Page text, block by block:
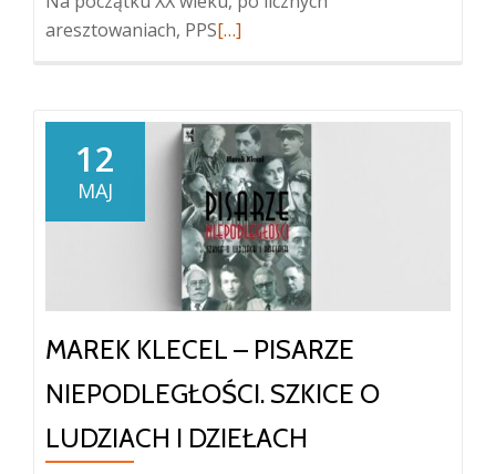
aresztowaniach, PPSWięcej
rozmowy
z
wywiadem
Austro-
Węgier.
Wspomnienia
Walerego
Sławka.
[…]
12
MAJ
MAREK KLECEL – PISARZE
NIEPODLEGŁOŚCI. SZKICE O
LUDZIACH I DZIEŁACH